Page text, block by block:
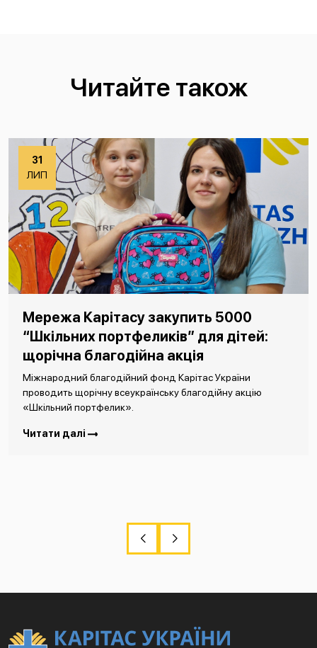
Читайте також
31
ЛИП
Мережа Карітасу закупить 5000
“Шкільних портфеликів” для дітей:
щорічна благодійна акція
Міжнародний благодійний фонд Карітас України
проводить щорічну всеукраїнську благодійну акцію
«Шкільний портфелик».
Читати далі